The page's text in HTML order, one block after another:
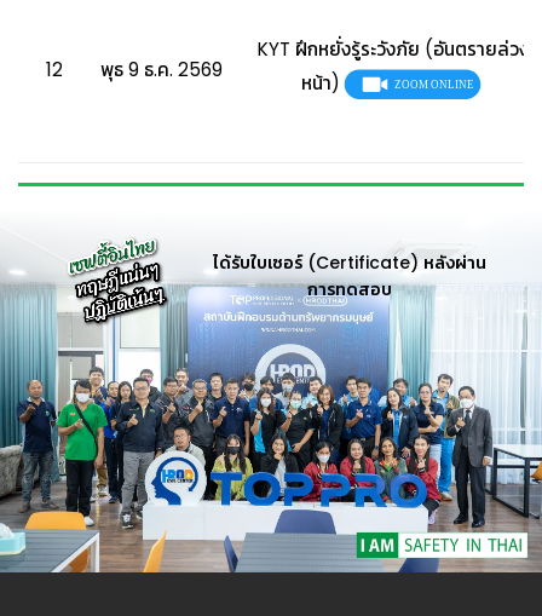
12 พุธ 9 ธ.ค. 2569
KYT ฝึกหยั่งรู้ระวังภัย (อันตรายล่วง
หน้า)
ได้รับใบเซอร์ (Certificate) หลังผ่าน
การทดสอบ